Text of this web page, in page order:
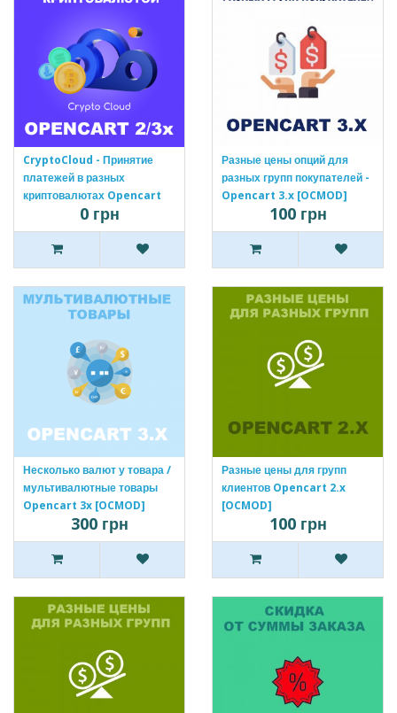
CryptoCloud - Принятие
платежей в разных
криптовалютах Opencart
2/3x [OCMOD]0 грн
Разные цены опций для
разных групп покупателей -
Opencart 3.x [OCMOD]
100 грн
Несколько валют у товара /
мультивалютные товары
Opencart 3x [OCMOD]
300 грн
Разные цены для групп
клиентов Opencart 2.x
[OCMOD]
100 грн